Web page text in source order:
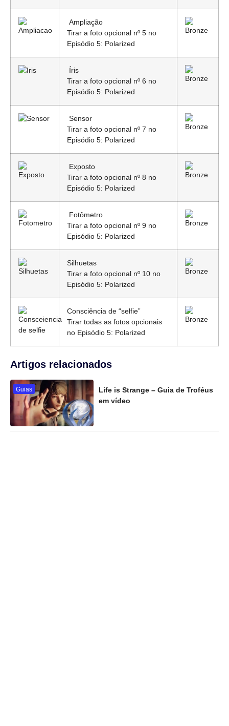
Ampliação
Tirar a foto opcional nº 5 no
Episódio 5: Polarized
Íris
Tirar a foto opcional nº 6 no
Episódio 5: Polarized
Sensor
Tirar a foto opcional nº 7 no
Episódio 5: Polarized
Exposto
Tirar a foto opcional nº 8 no
Episódio 5: Polarized
Fotômetro
Tirar a foto opcional nº 9 no
Episódio 5: Polarized
Silhuetas
Tirar a foto opcional nº 10 no
Episódio 5: Polarized
Consciência de “selfie”
Tirar todas as fotos opcionais
no Episódio 5: Polarized
Artigos relacionados
Guias
Life is Strange – Guia de Troféus
em vídeo